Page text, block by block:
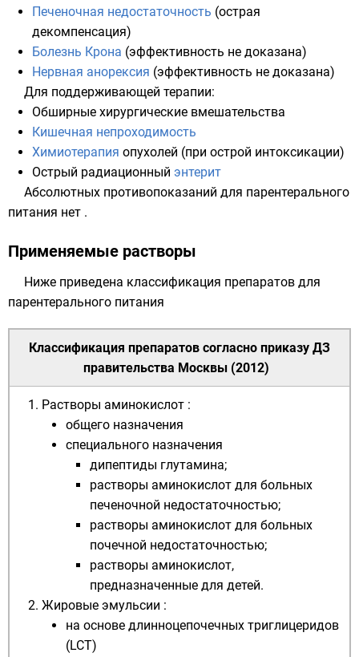
Печеночная недостаточность (острая
декомпенсация)
Болезнь Крона (эффективность не доказана)
Нервная анорексия (эффективность не доказана)
Для поддерживающей терапии:
Обширные хирургические вмешательства
Кишечная непроходимость
Химиотерапия опухолей (при острой интоксикации)
Острый радиационный энтерит
Абсолютных противопоказаний для парентерального
питания нет .
Применяемые растворы
Ниже приведена классификация препаратов для
парентерального питания
Классификация препаратов согласно приказу ДЗ
правительства Москвы (2012)
Растворы аминокислот :
общего назначения
специального назначения
дипептиды глутамина;
растворы аминокислот для больных
печеночной недостаточностью;
растворы аминокислот для больных
почечной недостаточностью;
растворы аминокислот,
предназначенные для детей.
Жировые эмульсии :
на основе длинноцепочечных триглицеридов
(LCT)